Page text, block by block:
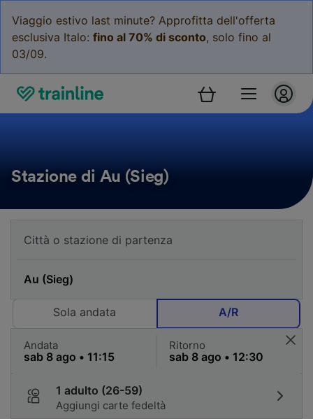
Viaggio estivo last minute? Approfitta dell'offerta
esclusiva Italo: fino al 70% di sconto, solo fino al
03/09.
Stazione di Au (Sieg)
Sola andata A/R
Andata Ritorno
1 adulto (26-59)
Aggiungi carte fedeltà